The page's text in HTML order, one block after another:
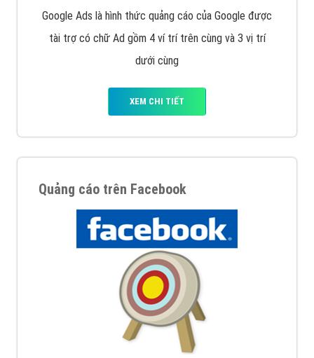
Google Ads là hình thức quảng cáo của Google được
tài trợ có chữ Ad gồm 4 ví trí trên cùng và 3 vị trí
dưới cùng
XEM CHI TIẾT
Quảng cáo trên Facebook